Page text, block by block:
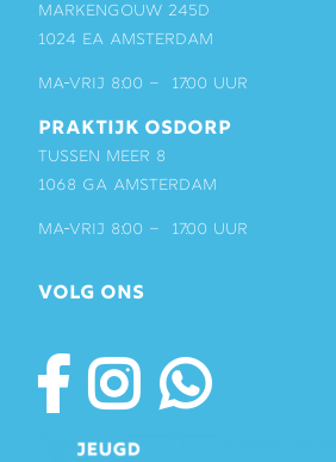
Markengouw 245D
1024 EA Amsterdam
ma-vrij 8:00 – 17:00 uur
PRAKTIJK OSDORP
Tussen Meer 8
1068 GA Amsterdam
ma-vrij 8:00 – 17:00 uur
VOLG ONS